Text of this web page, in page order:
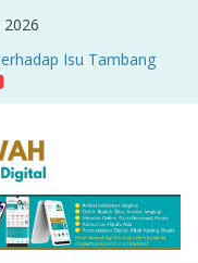
Isu Tambang
PADA TAFSIR
Al-Qur’an: “Ketika
Menjadi